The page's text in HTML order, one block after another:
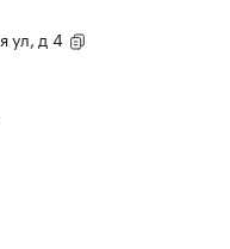
ул, д 4